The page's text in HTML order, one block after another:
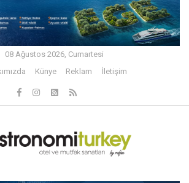
08 Ağustos 2026, Cumartesi
Künye Reklam İletişim